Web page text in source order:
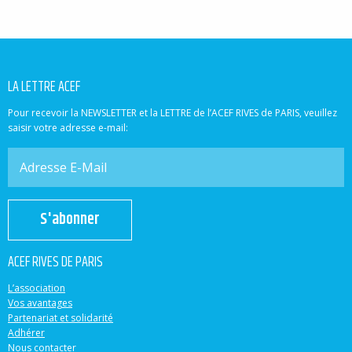
LA LETTRE ACEF
Pour recevoir la NEWSLETTER et la LETTRE de l’ACEF RIVES de PARIS, veuillez
saisir votre adresse e-mail:
S'abonner
ACEF RIVES DE PARIS
L’association
Vos avantages
Partenariat et solidarité
Adhérer
Nous contacter